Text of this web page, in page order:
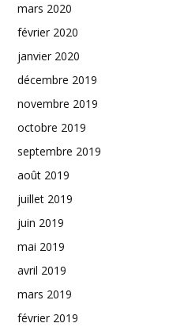
mars 2020
février 2020
janvier 2020
décembre 2019
novembre 2019
octobre 2019
septembre 2019
août 2019
juillet 2019
juin 2019
mai 2019
avril 2019
mars 2019
février 2019